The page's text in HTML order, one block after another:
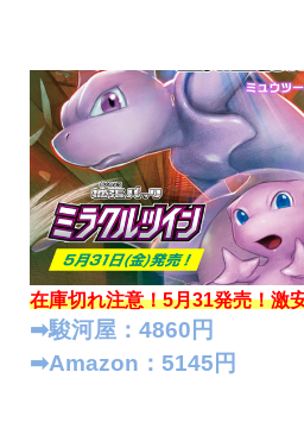
在庫切れ注意！5月31発売！激
➡︎駿河屋：4860円
➡︎Amazon：5145円